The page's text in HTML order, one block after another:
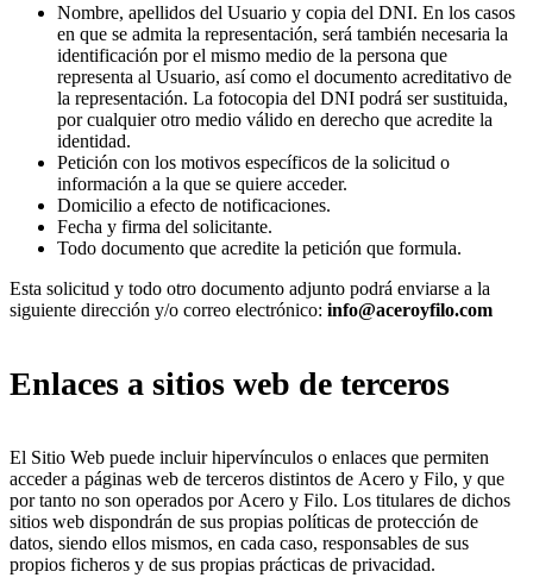
Nombre, apellidos del Usuario y copia del DNI. En los casos
en que se admita la representación, será también necesaria la
identificación por el mismo medio de la persona que
representa al Usuario, así como el documento acreditativo de
la representación. La fotocopia del DNI podrá ser sustituida,
por cualquier otro medio válido en derecho que acredite la
identidad.
Petición con los motivos específicos de la solicitud o
información a la que se quiere acceder.
Domicilio a efecto de notificaciones.
Fecha y firma del solicitante.
Todo documento que acredite la petición que formula.
Esta solicitud y todo otro documento adjunto podrá enviarse a la
siguiente dirección y/o correo electrónico: info@aceroyfilo.com
Enlaces a sitios web de terceros
El Sitio Web puede incluir hipervínculos o enlaces que permiten
acceder a páginas web de terceros distintos de Acero y Filo, y que
por tanto no son operados por Acero y Filo. Los titulares de dichos
sitios web dispondrán de sus propias políticas de protección de
datos, siendo ellos mismos, en cada caso, responsables de sus
propios ficheros y de sus propias prácticas de privacidad.